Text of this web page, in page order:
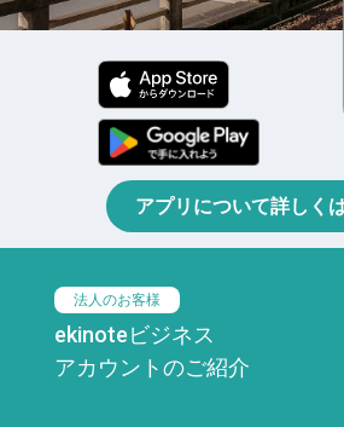
アプリについて詳しく
法人のお客様
ekinoteビジネス
アカウントのご紹介